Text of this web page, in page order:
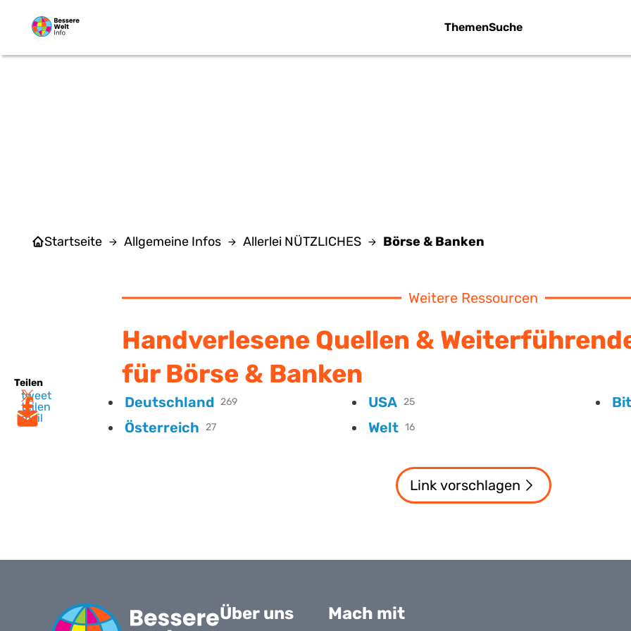
ThemenSuche
Teilen
tweet
teilen
mail
Startseite Allgemeine Infos Allerlei NÜTZLICHES Börse & Banken
Weitere Ressourcen
Handverlesene Quellen &
für Börse & Banken
Deutschland 269
Österreich 27
USA 25
Welt 16
Link vorschlagen
Über uns Mach mit